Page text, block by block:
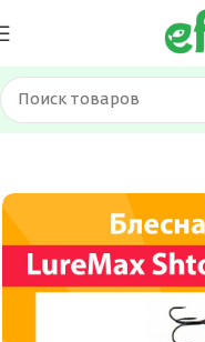
Главная Приманки